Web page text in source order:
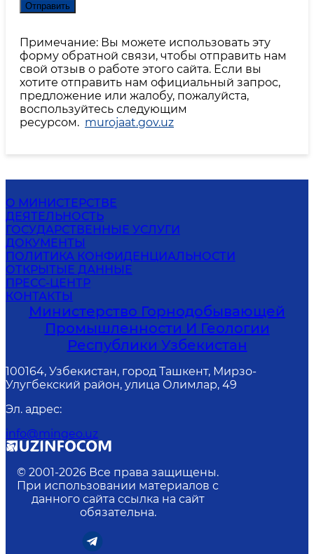
Отправить
Примечание: Вы можете использовать эту
форму обратной связи, чтобы отправить нам
свой отзыв о работе этого сайта. Если вы
хотите отправить нам официальный запрос,
предложение или жалобу, пожалуйста,
воспользуйтесь следующим
ресурсом. murojaat.gov.uz
О МИНИСТЕРСТВЕ
ДЕЯТЕЛЬНОСТЬ
ГОСУДАРСТВЕННЫЕ УСЛУГИ
ДОКУМЕНТЫ
ПОЛИТИКА КОНФИДЕНЦИАЛЬНОСТИ
ОТКРЫТЫЕ ДАННЫЕ
ПРЕСС-ЦЕНТР
КОНТАКТЫ
Министерство Горнодобывающей
Промышленности И Геологии
Республики Узбекистан
100164, Узбекистан, город Ташкент, Мирзо-
Улугбекский район, улица Олимлар, 49
Эл. адрес:
info@mingeo.uz
© 2001-2026 Все права защищены.
При использовании материалов с
данного сайта ссылка на сайт
обязательна.